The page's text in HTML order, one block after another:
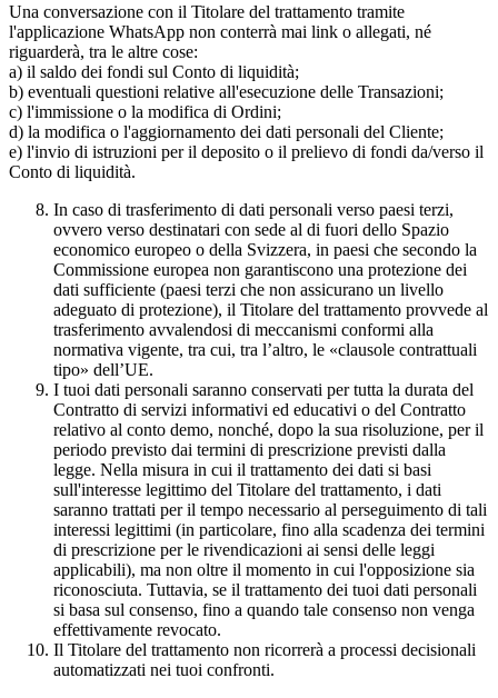
Una conversazione con il Titolare del trattamento tramite
l'applicazione WhatsApp non conterrà mai link o allegati, né
riguarderà, tra le altre cose:
a) il saldo dei fondi sul Conto di liquidità;
b) eventuali questioni relative all'esecuzione delle Transazioni;
c) l'immissione o la modifica di Ordini;
d) la modifica o l'aggiornamento dei dati personali del Cliente;
e) l'invio di istruzioni per il deposito o il prelievo di fondi da/verso il
Conto di liquidità.
In caso di trasferimento di dati personali verso paesi terzi,
ovvero verso destinatari con sede al di fuori dello Spazio
economico europeo o della Svizzera, in paesi che secondo la
Commissione europea non garantiscono una protezione dei
dati sufficiente (paesi terzi che non assicurano un livello
adeguato di protezione), il Titolare del trattamento provvede al
trasferimento avvalendosi di meccanismi conformi alla
normativa vigente, tra cui, tra l’altro, le «clausole contrattuali
tipo» dell’UE.
I tuoi dati personali saranno conservati per tutta la durata del
Contratto di servizi informativi ed educativi o del Contratto
relativo al conto demo, nonché, dopo la sua risoluzione, per il
periodo previsto dai termini di prescrizione previsti dalla
legge. Nella misura in cui il trattamento dei dati si basi
sull'interesse legittimo del Titolare del trattamento, i dati
saranno trattati per il tempo necessario al perseguimento di tali
interessi legittimi (in particolare, fino alla scadenza dei termini
di prescrizione per le rivendicazioni ai sensi delle leggi
applicabili), ma non oltre il momento in cui l'opposizione sia
riconosciuta. Tuttavia, se il trattamento dei tuoi dati personali
si basa sul consenso, fino a quando tale consenso non venga
effettivamente revocato.
Il Titolare del trattamento non ricorrerà a processi decisionali
automatizzati nei tuoi confronti.